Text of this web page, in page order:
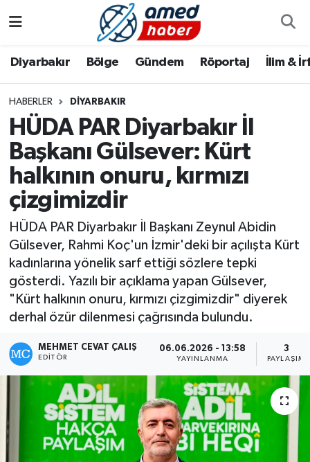
Diyarbakır Bölge Gündem Röportaj İlim &
HABERLER DIYARBAKIR
HÜDA PAR Diyarbakır İl
Başkanı Gülsever: Kürt
halkının onuru, kırmızı
çizgimizdir
HÜDA PAR Diyarbakır İl Başkanı Zeynul Abidin
Gülsever, Rahmi Koç'un İzmir'deki bir açılışta Kürt
kadınlarına yönelik sarf ettiği sözlere tepki
gösterdi. Yazılı bir açıklama yapan Gülsever,
"Kürt halkının onuru, kırmızı çizgimizdir" diyerek
derhal özür dilenmesi çağrısında bulundu.
MEHMET CEVAT ÇALIŞ
EDITÖR
06.06.2026 - 13:58
YAYINLANMA
3
PAYLAŞIM
Bölge
Röportaj
Foto Galeri
Yazarlar
Aile
Asayiş
Bilim & Teknoloji
Bölge
Dünya
Eğitim
Ekonomi
Gündem
İlim & İrfan
Diyarbakır Hava Durumu
Diyarbakır Namaz Vakitleri
Diyarbakır Trafik Yoğunluk Haritası
Süper Lig Puan Durumu ve Fikstür
Tüm Manşetler
Son Dakika Haberleri
Haber Arşivi